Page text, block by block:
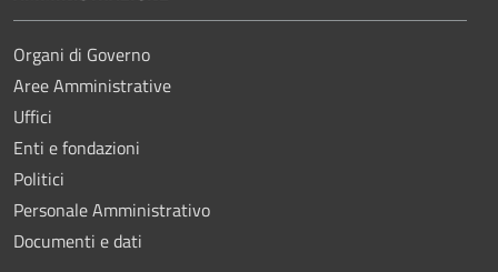
Organi di Governo
Aree Amministrative
Uffici
Enti e fondazioni
Politici
Personale Amministrativo
Documenti e dati